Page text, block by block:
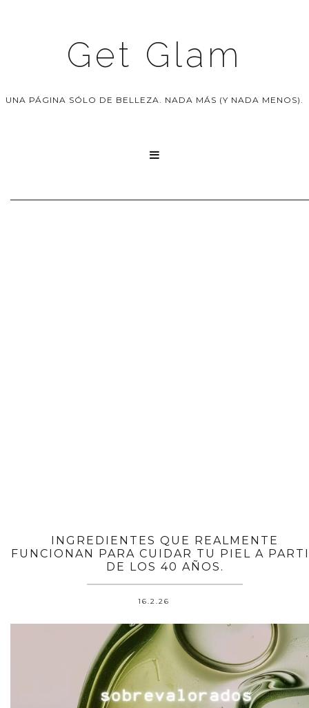
Get Glam
UNA PÁGINA SÓLO DE BELLEZA. NADA MÁS (Y NADA MENOS).

INGREDIENTES QUE REALMENTE
FUNCIONAN PARA CUIDAR TU PIEL A
DE LOS 40 AÑOS.
16.2.26